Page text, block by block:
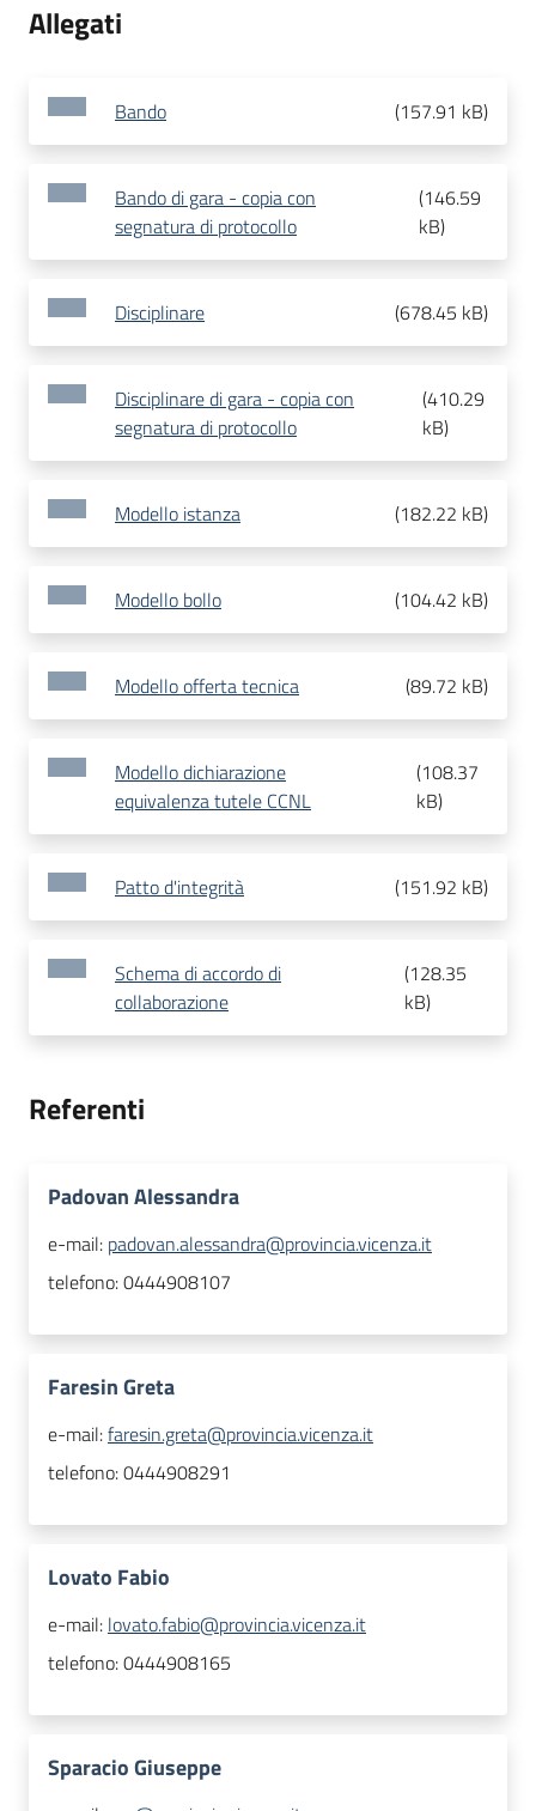
Allegati
Bando (157.91 kB)
Bando di gara - copia con
segnatura di protocollo
(146.59
kB)
Disciplinare (678.45 kB)
Disciplinare di gara - copia con
segnatura di protocollo
(410.29
kB)
Modello istanza (182.22 kB)
Modello bollo (104.42 kB)
Modello offerta tecnica (89.72 kB)
Modello dichiarazione
equivalenza tutele CCNL
(108.37
kB)
Patto d'integrità (151.92 kB)
Schema di accordo di
collaborazione
(128.35
kB)
Referenti
Padovan Alessandra
e-mail: padovan.alessandra@provincia.vicenza.it
telefono:0444908107
Faresin Greta
e-mail:faresin.greta@provincia.vicenza.it
telefono:0444908291
Lovato Fabio
e-mail: lovato.fabio@provincia.vicenza.it
telefono:0444908165
Sparacio Giuseppe